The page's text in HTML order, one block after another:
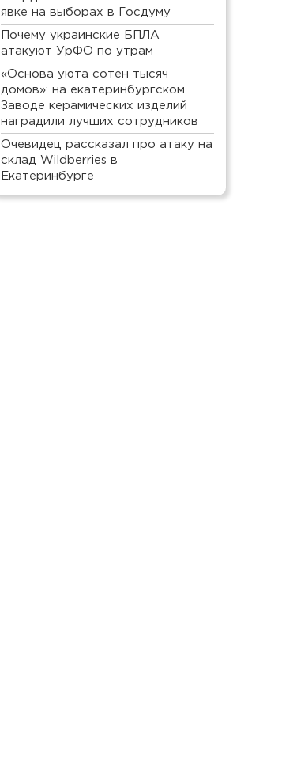
явке на выборах в Госдуму
Почему украинские БПЛА
атакуют УрФО по утрам
«Основа уюта сотен тысяч
домов»: на екатеринбургском
Заводе керамических изделий
наградили лучших сотрудников
Очевидец рассказал про атаку на
склад Wildberries в
Екатеринбурге